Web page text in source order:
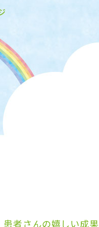
患者さんの嬉しい成果